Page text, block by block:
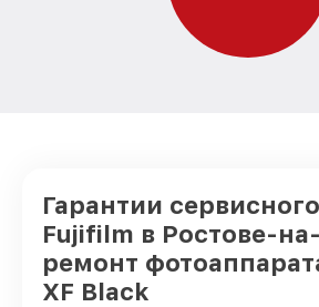
Гарантии
Fujifilm в Ростове-
ремонт
XF Black